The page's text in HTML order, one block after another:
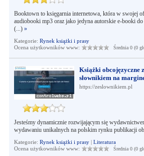
Booktown to księgarnia internetowa, która w swojej
audiobooki mp3 oraz jako jedyna autorskie e-booki
(...) »
Kategorie: Rynek książki i prasy
Ocena użytkowników www:
Średnia 0 (0
Książki obcojęzyczne
słownikiem na
https://zeslownikiem.pl
Jesteśmy dynamicznie rozwijającym się
wydawaniu unikalnych na polskim rynku publikacji
Kategorie: Rynek książki i prasy| Literatura
Ocena użytkowników www:
Średnia 0 (0